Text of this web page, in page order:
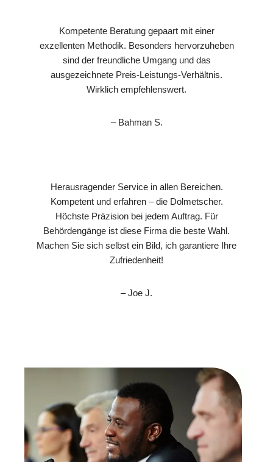
Kompetente Beratung gepaart mit einer
exzellenten Methodik. Besonders hervorzuheben
sind der freundliche Umgang und das
ausgezeichnete Preis-Leistungs-Verhältnis.
Wirklich empfehlenswert.
– Bahman S.
Herausragender Service in allen Bereichen.
Kompetent und erfahren – die Dolmetscher.
Höchste Präzision bei jedem Auftrag. Für
Behördengänge ist diese Firma die beste Wahl.
Machen Sie sich selbst ein Bild, ich garantiere Ihre
Zufriedenheit!
– Joe J.